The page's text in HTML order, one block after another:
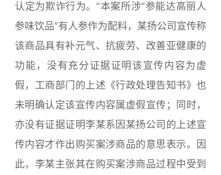
认定为欺诈行为。”本案所涉“参能达高丽人
参味饮品”有人参作为配料，某扬公司宣传称
该商品具有补元气、抗疲劳、改善亚健康的
功能，没有充分证据证明该宣传内容为虚
假，工商部门的上述《行政处理告知书》也
未明确认定该宣传内容属虚假宣传；同时，
亦没有证据证明李某系因某扬公司的上述宣
传内容才作出购买案涉商品的意思表示。因
此，李某主张其在购买案涉商品过程中受到